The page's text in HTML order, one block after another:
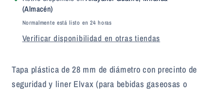
Liner
Elvax
Liner
(Almacén)
Normalmente está listo en 24 horas
Verificar disponibilidad en otras tiendas
Tapa plástica de 28 mm de diámetro con precinto de
seguridad y liner Elvax (para bebidas gaseosas o